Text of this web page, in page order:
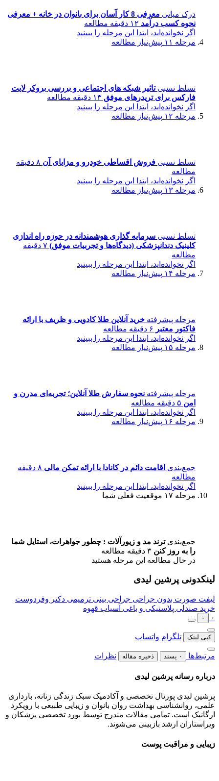
درک میانی
معرفی 8 کار آسان برای بانوان در خانه + معرفی
نحوه کسب درآمد ۱۲ دقیقه مطالعه
اگر نخوانده‌اید، ابتدا این مرحله را ببینید
مرحله ۱۱
پیش‌نیاز مطالعه
تسلط نسبیتاثیر شبکه های اجتماعی و بررسی بروکر لایت
فارکس برای تریدرهای موفق ۱۳ دقیقه مطالعه
اگر نخوانده‌اید، ابتدا این مرحله را ببینید
مرحله ۱۲
پیش‌نیاز مطالعه
تسلط نسبی فروش اقساطی خودرو و مزایای آن
۸ دقیقه
مطالعه
اگر نخوانده‌اید، ابتدا این مرحله را ببینید
مرحله ۱۳
پیش‌نیاز مطالعه
تسلط نسبی سرمایه ‌گذاری هوشمندانه در حوزه راه اندازی
کلینیک دندانپزشکی (دیدگاه‌ها و تجربیات موفق)
۷ دقیقه
مطالعه
اگر نخوانده‌اید، ابتدا این مرحله را ببینید
مرحله ۱۴
پیش‌نیاز مطالعه
مرحله پیشرفته خرید آنلاین طلا کادویی و ظریف با ارائه
فاکتور معتبر ۶ دقیقه مطالعه
اگر نخوانده‌اید، ابتدا این مرحله را ببینید
مرحله ۱۵
پیش‌نیاز مطالعه
مرحله پیشرفته نحوه سفارش طلا آنلاین؛ تجربه‌ای مدرن و
امن ۵ دقیقه مطالعه
اگر نخوانده‌اید، ابتدا این مرحله را ببینید
مرحله ۱۶
پیش‌نیاز مطالعه
جمع‌بندی اقامت دائم در کانادا با ارائه تمکن مالی
۸ دقیقه
مطالعه
اگر نخوانده‌اید، ابتدا این مرحله را ببینید
مرحله ۱۷
موقعیت فعلی شما
جمع‌بندیترند مد و زیورآلات : چطور جواهرات، استایل شما
را به‌ روز کنن ۳ دقیقه مطالعه
در حال مطالعه این مرحله هستید
لینکدونی پرشین لیدی
لیفت صورت بدون جراحی جراحی بینی ترمیمی دکتر وقردوست
خرید صندلی پلاستیکی و باغی آسیاب قهوه
۰
۰
کپی لینک تلگرام واتساپ
مرتبط‌ها ۰ پسند ذخیره مقاله نظرات
درباره رسانه پرشین لیدی
پرشین لیدی پورتال تخصصی و آکادمیک سبک زندگی زنانه، بارداری
علمی، روانشناسی بهداشت روان بانوان و زیبایی طبیعی با رویکرد
ارگانیک است. تمامی مقالات مندرج توسط بورد تخصصی پزشکان و
ویراستاران ارشد بازبینی می‌شوند.
زیبایی و مراقبت پوست